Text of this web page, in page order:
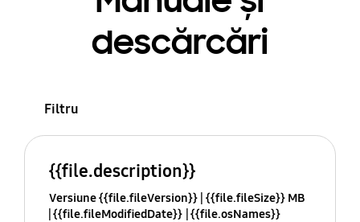
descărcări
Filtru
{{file.description}}
Versiune {{file.fileVersion}} {{file.fileSize}} MB
{{file.fileModifiedDate}} {{file.osNames}}